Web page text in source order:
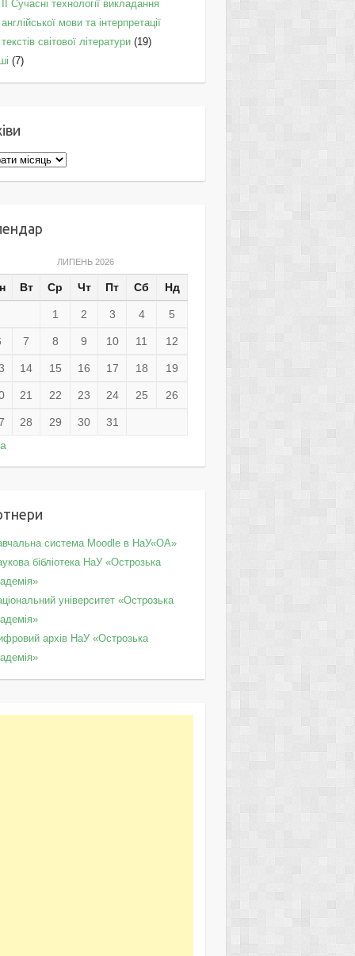
II Cучасні технології викладання
англійської мови та інтерпретації
текстів світової літератури(19)
(7)
ЛИПЕНЬ 2026
Вт Ср Чт Пт Сб Нд
1 2 3 4 5
7 8 9 10 11 12
14 15 16 17 18 19
21 22 23 24 25 26
28 29 30
31
система Moodle в НаУ«ОА»
бібліотека НаУ «Острозька
університет «Острозька
архів НаУ «Острозька